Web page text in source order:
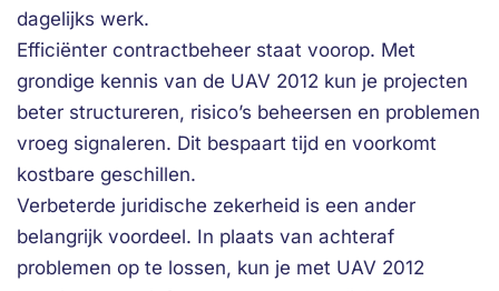
dagelijks werk.
Efficiënter contractbeheer staat voorop. Met
grondige kennis van de UAV 2012 kun je projecten
beter structureren, risico’s beheersen en problemen
vroeg signaleren. Dit bespaart tijd en voorkomt
kostbare geschillen.
Verbeterde juridische zekerheid is een ander
belangrijk voordeel. In plaats van achteraf
problemen op te lossen, kun je met UAV 2012